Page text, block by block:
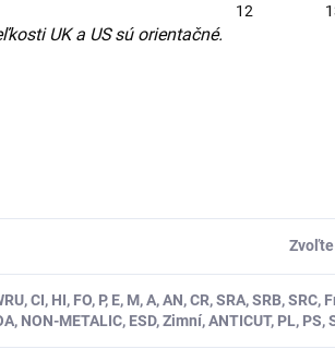
12
UK a US sú orientačné.
CI, HI, FO, P, E, M, A, AN, CR, SRA, SRB, SRC,
NON-METALIC, ESD, Zimní, ANTICUT, PL, PS,